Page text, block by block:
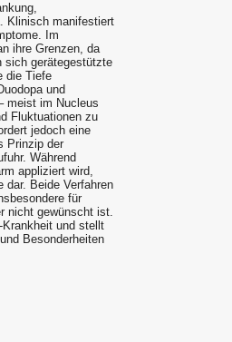
Klinisch manifestiert
Im
ihre Grenzen, da
sich gerätegestützte
die Tiefe
und
meist im Nucleus
Fluktuationen zu
jedoch eine
Prinzip der
Während
appliziert wird,
dar. Beide Verfahren
für
nicht gewünscht ist.
Krankheit und stellt
Besonderheiten